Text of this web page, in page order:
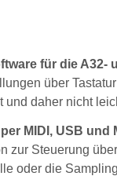
für die A32-
über
daher nicht
MIDI, USB
zur Steuerung
oder die